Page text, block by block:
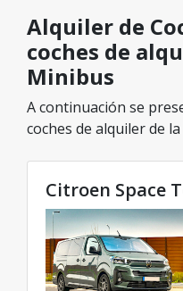
Alquiler de
coches de
Minibus
A continuación se
coches de alquiler de
categoría
desde solo 109€/día.
Citroen Space